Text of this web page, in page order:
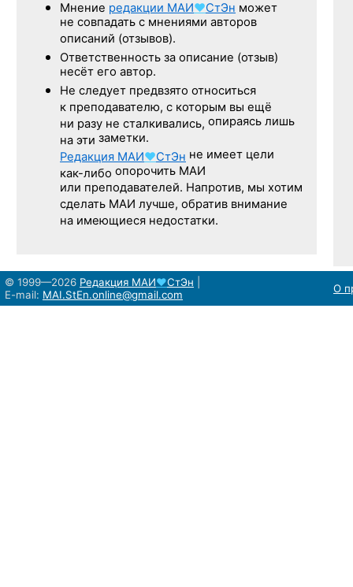
Мнение редакции МАИ♥СтЭн может
не совпадать с мнениями авторов
описаний (отзывов).
Ответственность за описание (отзыв)
несёт его автор.
Не следует предвзято относиться
к преподавателю, с которым вы ещё
ни разу не сталкивались, опираясь лишь
на эти заметки.
Редакция МАИ♥СтЭн не имеет цели
как-либо опорочить МАИ
или преподавателей. Напротив, мы хотим
сделать МАИ лучше, обратив внимание
на имеющиеся недостатки.
© 1999—2026 Редакция МАИ♥СтЭн
E-mail: MAI.StEn.online@gmail.com О